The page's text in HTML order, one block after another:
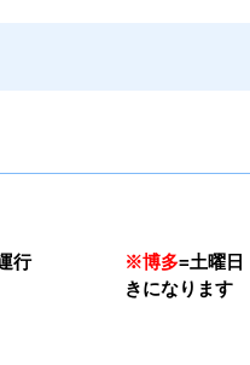
行 ※博多=土曜日
きになります